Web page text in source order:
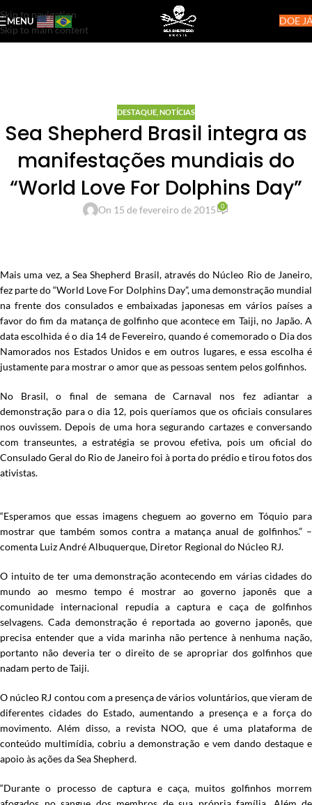
Skip to navigation
Skip to main content
MENU DOE
DESTAQUE NOTÍCIAS
Sea Shepherd Brasil integra as
manifestações mundiais do
“World Love For Dolphins Day”
On 15 de fevereiro de 2015 0
Mais uma vez, a Sea Shepherd Brasil, através do Núcleo Rio de Janeiro,
fez parte do “World Love For Dolphins Day”, uma demonstração mundial
na frente dos consulados e embaixadas japonesas em vários países a
favor do fim da matança de golfinho que acontece em Taiji, no Japão. A
data escolhida é o dia 14 de Fevereiro, quando é comemorado o Dia dos
Namorados nos Estados Unidos e em outros lugares, e essa escolha é
justamente para mostrar o amor que as pessoas sentem pelos golfinhos.
No Brasil, o final de semana de Carnaval nos fez adiantar a
demonstração para o dia 12, pois queríamos que os oficiais consulares
nos ouvissem. Depois de uma hora segurando cartazes e conversando
com transeuntes, a estratégia se provou efetiva, pois um oficial do
Consulado Geral do Rio de Janeiro foi à porta do prédio e tirou fotos dos
ativistas.
“Esperamos que essas imagens cheguem ao governo em Tóquio para
mostrar que também somos contra a matança anual de golfinhos.” –
comenta Luiz André Albuquerque, Diretor Regional do Núcleo RJ.
O intuito de ter uma demonstração acontecendo em várias cidades do
mundo ao mesmo tempo é mostrar ao governo japonês que a
comunidade internacional repudia a captura e caça de golfinhos
selvagens. Cada demonstração é reportada ao governo japonês, que
precisa entender que a vida marinha não pertence à nenhuma nação,
portanto não deveria ter o direito de se apropriar dos golfinhos que
nadam perto de Taiji.
O núcleo RJ contou com a presença de vários voluntários, que vieram de
diferentes cidades do Estado, aumentando a presença e a força do
movimento. Além disso, a revista NOO, que é uma plataforma de
conteúdo multimídia, cobriu a demonstração e vem dando destaque e
apoio às ações da Sea Shepherd.
“Durante o processo de captura e caça, muitos golfinhos morrem